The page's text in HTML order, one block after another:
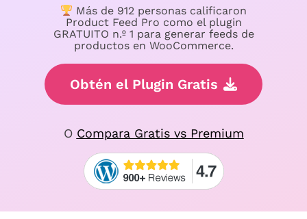
Más de 912 personas calificaron
Product Feed Pro como el plugin
GRATUITO n.º 1 para generar feeds de
productos en WooCommerce.
Obtén el Plugin Gratis
O Compara Gratis vs Premium